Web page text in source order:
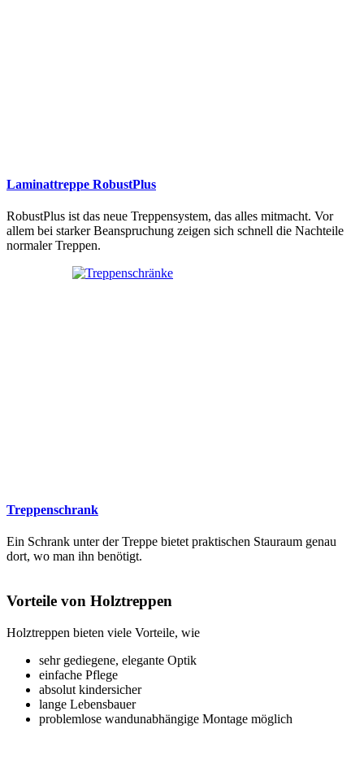
Laminattreppe RobustPlus
RobustPlus ist das neue Treppensystem, das alles mitmacht. Vor
allem bei starker Beanspruchung zeigen sich schnell die Nachteile
normaler Treppen.
Treppenschrank
Ein Schrank unter der Treppe bietet praktischen Stauraum genau
dort, wo man ihn benötigt.
Vorteile von Holztreppen
Holztreppen bieten viele Vorteile, wie
sehr gediegene, elegante Optik
einfache Pflege
absolut kindersicher
lange Lebensbauer
problemlose wandunabhängige Montage möglich